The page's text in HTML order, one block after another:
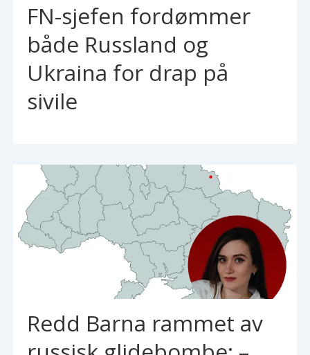
FN-sjefen fordømmer
både Russland og
Ukraina for drap på
sivile
Redd Barna rammet av